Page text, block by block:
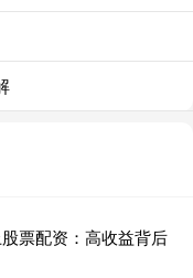
票配资：高收益背后